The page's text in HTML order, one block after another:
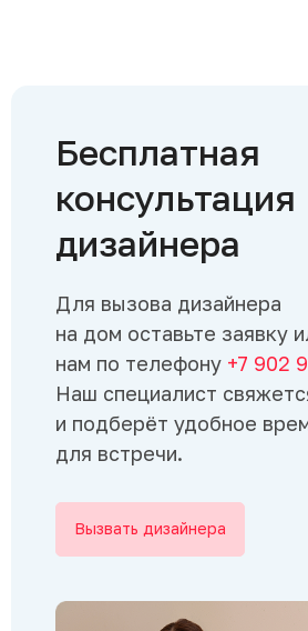
Бесплатная
консультация
дизайнера
Для вызова дизайнера
на дом оставьте заявку
нам по телефону +7 902
Наш специалист
и подберёт удобное
для встречи.
Вызвать дизайнера